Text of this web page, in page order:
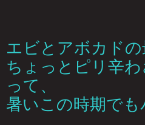
エビとアボカドの
ちょっとピリ辛
って、
暑いこの時期で